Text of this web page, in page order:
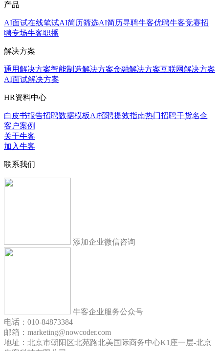
产品
AI面试在线笔试AI简历筛选AI简历寻聘牛客优聘牛客竞赛招
聘专场牛客职播
解决方案
通用解决方案智能制造解决方案金融解决方案互联网解决方案
AI面试解决方案
HR资料中心
白皮书报告招聘数据模板AI招聘提效指南热门招聘干货名企
客户案例
关于牛客
加入牛客
联系我们
添加企业微信咨询
牛客企业服务公众号
电话：010-84873384
邮箱：marketing@nowcoder.com
地址：北京市朝阳区北苑路北美国际商务中心K1座一层-北京